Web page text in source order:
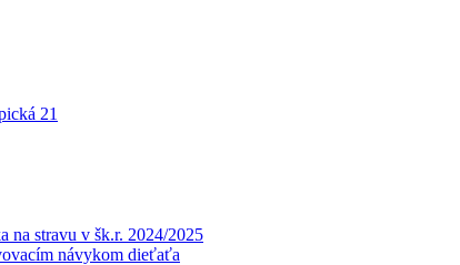
21
stravu v šk.r. 2024/2025
návykom dieťaťa